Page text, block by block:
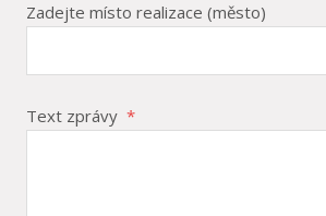
Zadejte místo realizace (město)
Text zprávy *